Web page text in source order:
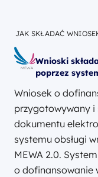
JAK SKŁADAĆ
Wnioski
poprzez
Wniosek o
przygotowywany i
dokumentu
systemu obsługi
MEWA 2.0.
o dofinansowanie